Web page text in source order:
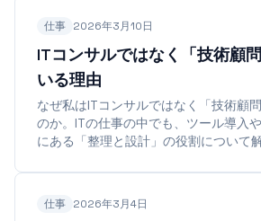
仕事 2026年3月10日
ITコンサルではなく「技術顧
いる理由
なぜ私はITコンサルではなく「技術顧
のか。ITの仕事の中でも、ツール導入
にある「整理と設計」の役割について
仕事 2026年3月4日